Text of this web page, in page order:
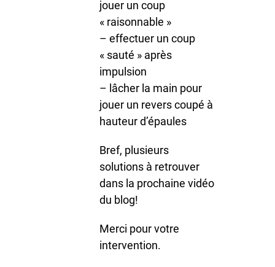
jouer un coup
« raisonnable »
– effectuer un coup
« sauté » après
impulsion
– lâcher la main pour
jouer un revers coupé à
hauteur d’épaules
Bref, plusieurs
solutions à retrouver
dans la prochaine vidéo
du blog!
Merci pour votre
intervention.